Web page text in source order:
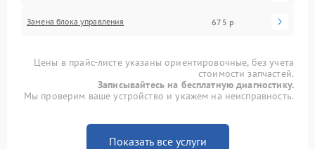
Замена блока управления 675 р
Цены в прайс-листе указаны ориентировочные, без учета
стоимости запчастей.
Записывайтесь на бесплатную диагностику.
Мы проверим ваше устройство и укажем на неисправность.
Показать все услуги